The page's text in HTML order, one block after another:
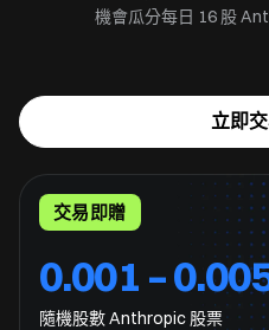
機會瓜分每日 16 股
立即
交易即贈
0.001 –
隨機股數 Anthropic 股票